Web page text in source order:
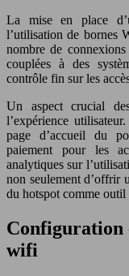
La mise en place
l’utilisation de bornes
nombre de connexions
couplées à des
contrôle fin sur les
Un aspect crucial
l’expérience
page d’accueil du
paiement pour les
analytiques sur
non seulement d’offrir
du hotspot comme outil
Configuration
wifi